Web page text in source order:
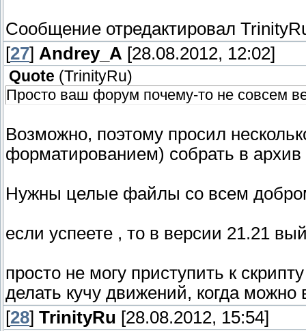
Сообщение отредактировал
[27] Andrey_A [28.08.2012, 12:02]
Quote (TrinityRu)
Просто ваш форум почему-то не совсем
Возможно, поэтому просил
форматированием) собрать в
Нужны целые файлы со всем
если успеете , то в версии 21.21
просто не могу приступить к
делать кучу движений, когда
[28] TrinityRu [28.08.2012, 15:54]